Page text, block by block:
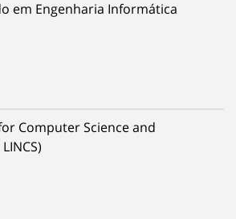
em Engenharia Informática
Computer Science and